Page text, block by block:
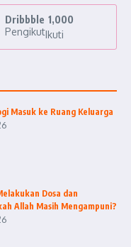
Dribbble 1,000
PengikutIkuti
Masuk ke Ruang Keluarga
Dosa dan
Allah Masih Mengampuni?